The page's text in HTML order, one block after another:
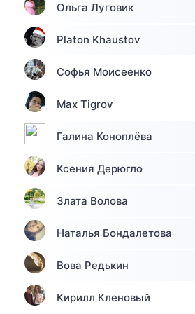
Ольга Луговик
Platon Khaustov
Софья Моисеенко
Max Tigrov
Галина Коноплёва
Ксения Дерюгло
Злата Волова
Наталья Бондалетова
Вова Редькин
Кирилл Кленовый